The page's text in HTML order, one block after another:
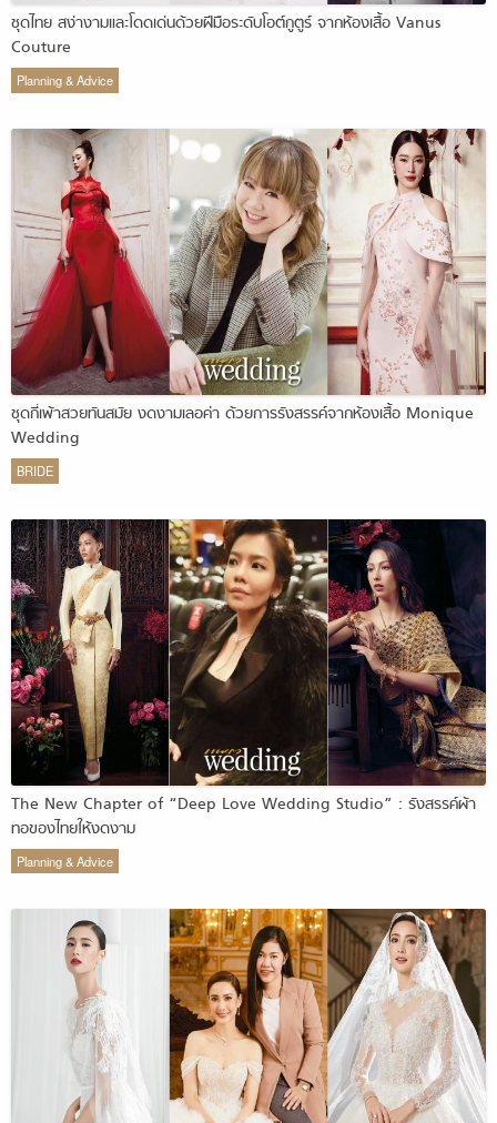
ชุดไทย สง่างามและโดดเด่นด้วยฝีมือระดับโอต์กูตูร์ จากห้องเสื้อ Vanus
Couture
Planning & Advice
ชุดกี่เพ้าสวยทันสมัย งดงามเลอค่า ด้วยการรังสรรค์จากห้องเสื้อ Monique
Wedding
BRIDE
The New Chapter of “Deep Love Wedding Studio” : รังสรรค์ผ้า
ทอของไทยให้งดงาม
Planning & Advice